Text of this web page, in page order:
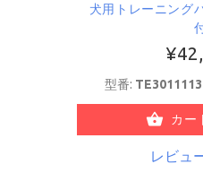
犬用トレーニング
型番:
カー
レビュ